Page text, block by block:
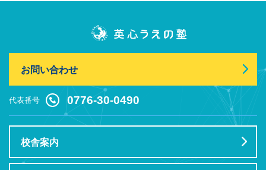
お問い合わせ
代表番号 0776-30-0490
校舎案内